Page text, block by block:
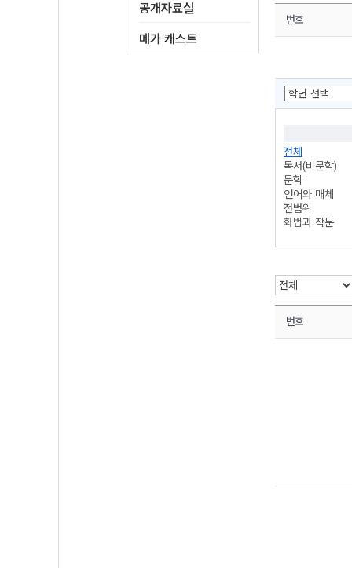
공개자료실
메가 캐스트
번호
전체
독서(비문학)
문학
언어와 매체
전범위
화법과 작문
번호